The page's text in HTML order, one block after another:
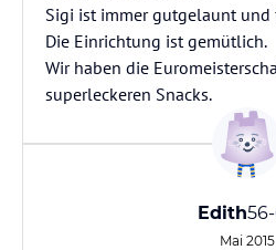
Sigi ist immer gutgelaunt und
Die Einrichtung ist gemütlich.
Wir haben die
superleckeren Snacks.
Edith
Mai 2015